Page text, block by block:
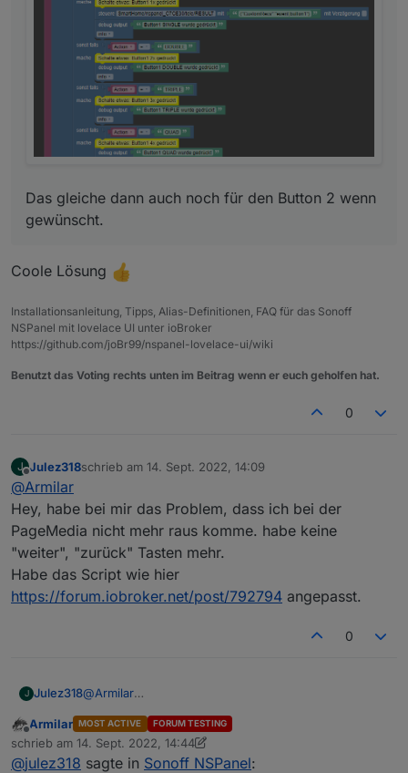
Das gleiche dann auch noch für den Button 2 wenn
gewünscht.
Coole Lösung
Installationsanleitung, Tipps, Alias-Definitionen, FAQ für das Sonoff
NSPanel mit lovelace UI unter ioBroker
https://github.com/joBr99/nspanel-lovelace-ui/wiki
Benutzt das Voting rechts unten im Beitrag wenn er euch geholfen hat.
0
J
Offline
Julez318schrieb am 14. Sept. 2022, 14:09
zuletzt editiert von
@Armilar
Hey, habe bei mir das Problem, dass ich bei der
PageMedia nicht mehr raus komme. habe keine
"weiter", "zurück" Tasten mehr.
Habe das Script wie hier
https://forum.iobroker.net/post/792794 angepasst.
0
J Julez318@Armilar
PageMedia nicht mehr raus komme. habe keine
"weiter", "zurück" Tasten mehr.
Habe das Script wie hier
Offline
Armilar MOST ACTIVE FORUM TESTING
schrieb am 14. Sept. 2022, 14:44
zuletzt editiert von Armilar
@julez318 sagte in Sonoff NSPanel: